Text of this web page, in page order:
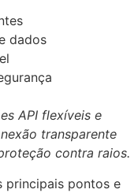
dados
API flexíveis e
transparente
contra raios.
principais pontos e